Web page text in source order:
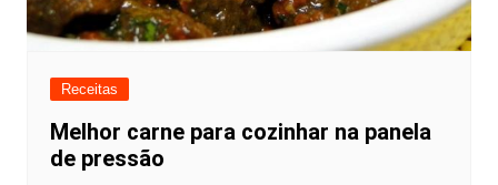
Receitas
Melhor carne para cozinhar na panela
de pressão